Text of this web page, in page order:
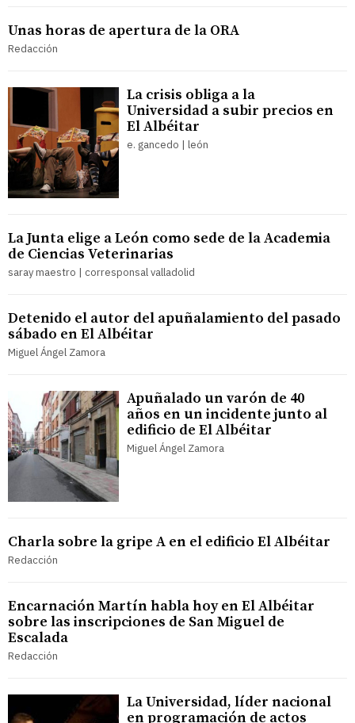
Unas horas de apertura de la ORA
Redacción
La crisis obliga a la
Universidad a subir precios en
El Albéitar
e. gancedo | león
La Junta elige a León como sede de la Academia
de Ciencias Veterinarias
saray maestro | corresponsal valladolid
Detenido el autor del apuñalamiento del pasado
sábado en El Albéitar
Miguel Ángel Zamora
Apuñalado un varón de 40
años en un incidente junto al
edificio de El Albéitar
Miguel Ángel Zamora
Charla sobre la gripe A en el edificio El Albéitar
Redacción
Encarnación Martín habla hoy en El Albéitar
sobre las inscripciones de San Miguel de
Escalada
Redacción
La Universidad, líder nacional
en programación de actos